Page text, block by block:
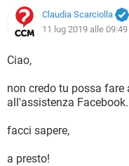
Claudia Scarciolla
11 lug 2019 alle 09:49
Ciao,
non credo tu possa fare
all'assistenza
facci sapere,
a presto!